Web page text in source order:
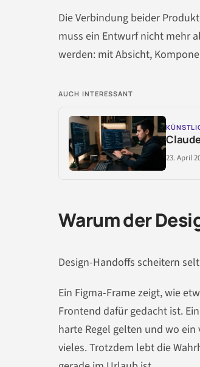
Die Verbindung beider
muss ein Entwurf nicht mehr
werden: mit Absicht,
AUCH INTERESSANT
23. April
Warum der
Design-Handoffs scheitern
Ein Figma-Frame zeigt, wie
Frontend dafür gedacht ist.
harte Regel gelten und wo
vieles. Trotzdem lebt die